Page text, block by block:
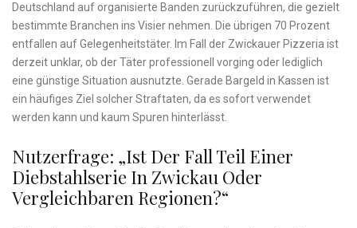
Deutschland auf organisierte Banden zurückzuführen, die gezielt
bestimmte Branchen ins Visier nehmen. Die übrigen 70 Prozent
entfallen auf Gelegenheitstäter. Im Fall der Zwickauer Pizzeria ist
derzeit unklar, ob der Täter professionell vorging oder lediglich
eine günstige Situation ausnutzte. Gerade Bargeld in Kassen ist
ein häufiges Ziel solcher Straftaten, da es sofort verwendet
werden kann und kaum Spuren hinterlässt.
Nutzerfrage: „Ist Der Fall Teil Einer
Diebstahlserie In Zwickau Oder
Vergleichbaren Regionen?“